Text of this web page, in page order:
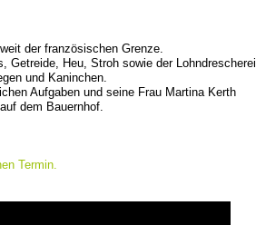
der französischen Grenze.
Getreide, Heu, Stroh sowie der Lohndrescherei
und Kaninchen.
Aufgaben und seine Frau Martina Kerth
dem Bauernhof.
Termin.